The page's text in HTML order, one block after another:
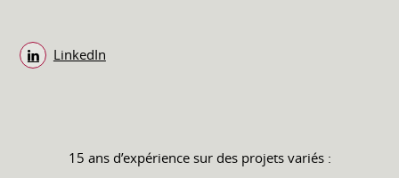
LinkedIn
15 ans d’expérience sur des projets variés :